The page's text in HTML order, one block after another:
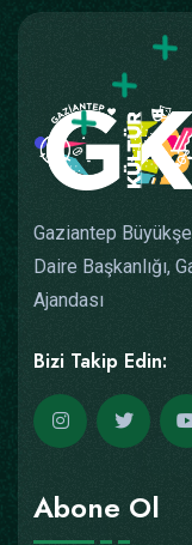
Gaziantep
Daire Başkanlığı,
Ajandası
Bizi Takip Edin:
Abone Ol